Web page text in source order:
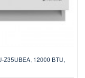
Z35UBEA, 12000 BTU,